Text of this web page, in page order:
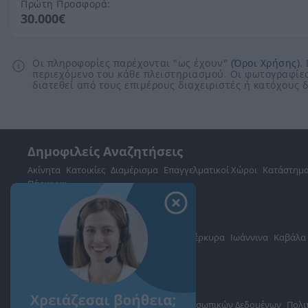
Πρώτη Προσφορά:
30.000€
Οι πληροφορίες παρέχονται "ως έχουν" (Όροι Χρήσης).
περιεχόμενο του κάθε πλειστηριασμού. Οι
διατεθεί από τους επιμέρους διαχειριστές ή
Δημοφιλείς Αναζητήσεις
Ακίνητα Κατοικίες Διαμέρισμα Επαγγελματικοί Χώροι
Πάρκινγκ
περισσότερα >>
Τοπική Αναζήτηση
Νομός Αττικής Νομός Θεσσαλονίκης Κέρκυρα Ιωάννινα Καβάλα
Βουλιαγμένη
Δήμος Διονύσου
περισσότερα >>
Σχετικά με το Landea.gr
Όροι Χρήσης Πολιτική Προστασίας Προσωπικών Δεδομένων